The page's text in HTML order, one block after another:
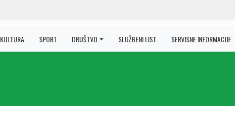
KULTURA SPORT DRUŠTVO SLUŽBENI LIST SERVISNE INFORMACIJE